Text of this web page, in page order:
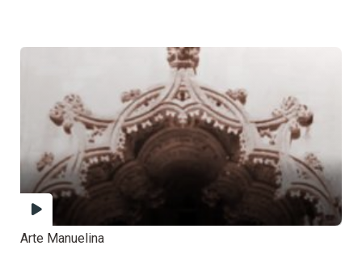
Arte Manuelina